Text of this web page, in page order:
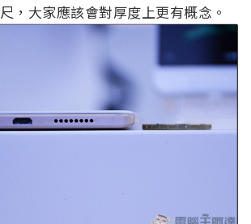
，大家應該會對厚度上更有概念。